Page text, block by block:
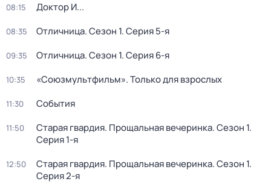
08:15 Доктор И...
08:35 Отличница. Сезон 1. Серия 5-я
09:35 Отличница. Сезон 1. Серия 6-я
10:35 «Союзмультфильм». Только для взрослых
11:30 События
11:50 Старая гвардия. Прощальная вечеринка. Сезон 1.
Серия 1-я
12:50 Старая гвардия. Прощальная вечеринка. Сезон 1.
Серия 2-я